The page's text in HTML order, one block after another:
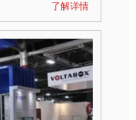
了解详情